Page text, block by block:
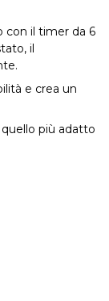
con il timer da 6
il
e crea un
più adatto